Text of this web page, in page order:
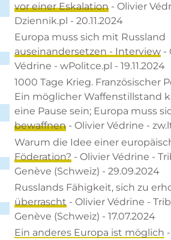
vor einer Eskalation - Olivier
Dziennik.pl - 20.11.2024
Europa muss sich mit Russland
auseinandersetzen - Interview -
Védrine - wPolitce.pl - 19.11.2024
1000 Tage Krieg. Französischer
Ein möglicher Waffenstillstand
eine Pause sein; Europa muss
bewaffnen - Olivier Védrine -
Warum die Idee einer
Föderation? - Olivier Védrine -
Genève (Schweiz) - 29.09.2024
Russlands Fähigkeit, sich zu
überrascht - Olivier Védrine -
Genève (Schweiz) - 17.07.2024
Ein anderes Europa ist möglich